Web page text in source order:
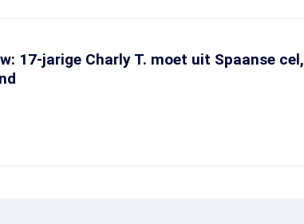
17-jarige Charly T. moet uit Spaanse cel,